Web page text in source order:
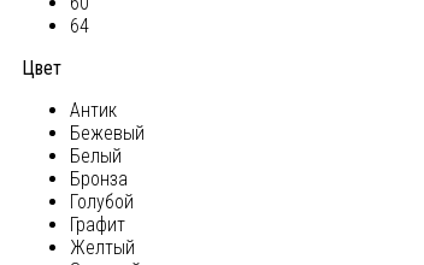
64
Цвет
Антик
Бежевый
Белый
Бронза
Голубой
Графит
Желтый